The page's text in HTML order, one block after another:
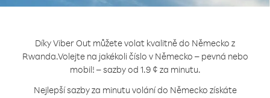
Díky Viber Out můžete volat kvalitně do Německo z
Rwanda.Volejte na jakékoli číslo v Německo – pevná nebo
mobil! – sazby od 1.9 ¢ za minutu.
Nejlepší sazby za minutu volání do Německo získáte